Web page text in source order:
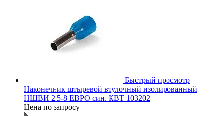
Быстрый просмотр
Наконечник штыревой втулочный изолированный
НШВИ 2.5-8 ЕВРО син. КВТ 103202
Цена по запросу